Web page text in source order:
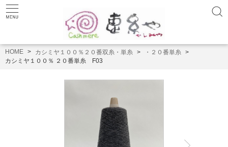
HOME カシミヤ１００％２０番双糸・単糸
・２０番単糸
カシミヤ１００％ ２０番単糸 F03